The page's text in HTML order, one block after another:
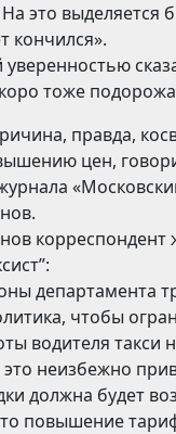
это выделяется
тоже
правда,
цен,
корреспондент
департамента
чтобы
водителя такси
неизбежно
должна будет
повышение